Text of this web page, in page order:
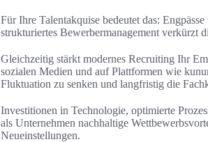
Für Ihre Talentakquise bedeutet das:
strukturiertes Bewerbermanagement verkürzt
Gleichzeitig stärkt modernes Recruiting Ihr
sozialen Medien und auf Plattformen wie
Fluktuation zu senken und langfristig die
Investitionen in Technologie, optimierte
als Unternehmen nachhaltige
Neueinstellungen.